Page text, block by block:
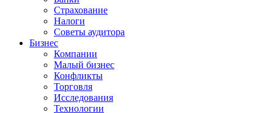
Страхование
Налоги
Советы аудитора
Бизнес
Компании
Малый бизнес
Конфликты
Торговля
Исследования
Технологии